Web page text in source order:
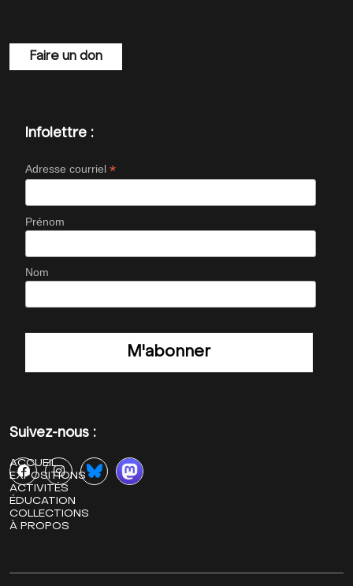
Faire un don
Infolettre :
Adresse courriel *
Prénom
Nom
Suivez-nous :
ACCUEIL
EXPOSITIONS
ACTIVITÉS
ÉDUCATION
COLLECTIONS
À PROPOS